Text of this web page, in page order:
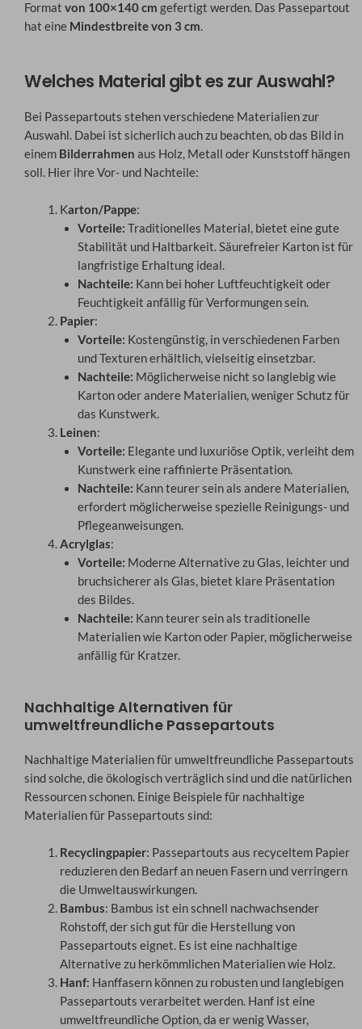
Format von 100×140 cm gefertigt werden. Das Passepartout
hat eine Mindestbreite von 3 cm.
Welches Material gibt es zur Auswahl?
Bei Passepartouts stehen verschiedene Materialien zur
Auswahl. Dabei ist sicherlich auch zu beachten, ob das Bild in
einem Bilderrahmen aus Holz, Metall oder Kunststoff hängen
soll. Hier ihre Vor- und Nachteile:
Karton/Pappe:
Vorteile: Traditionelles Material, bietet eine gute
Stabilität und Haltbarkeit. Säurefreier Karton ist für
langfristige Erhaltung ideal.
Nachteile: Kann bei hoher Luftfeuchtigkeit oder
Feuchtigkeit anfällig für Verformungen sein.
Papier:
Vorteile: Kostengünstig, in verschiedenen Farben
und Texturen erhältlich, vielseitig einsetzbar.
Nachteile: Möglicherweise nicht so langlebig wie
Karton oder andere Materialien, weniger Schutz für
das Kunstwerk.
Leinen:
Vorteile: Elegante und luxuriöse Optik, verleiht dem
Kunstwerk eine raffinierte Präsentation.
Nachteile: Kann teurer sein als andere Materialien,
erfordert möglicherweise spezielle Reinigungs- und
Pflegeanweisungen.
Acrylglas:
Vorteile: Moderne Alternative zu Glas, leichter und
bruchsicherer als Glas, bietet klare Präsentation
des Bildes.
Nachteile: Kann teurer sein als traditionelle
Materialien wie Karton oder Papier, möglicherweise
anfällig für Kratzer.
Nachhaltige Alternativen für
umweltfreundliche Passepartouts
Nachhaltige Materialien für umweltfreundliche Passepartouts
sind solche, die ökologisch verträglich sind und die natürlichen
Ressourcen schonen. Einige Beispiele für nachhaltige
Materialien für Passepartouts sind:
Recyclingpapier: Passepartouts aus recyceltem Papier
reduzieren den Bedarf an neuen Fasern und verringern
die Umweltauswirkungen.
Bambus: Bambus ist ein schnell nachwachsender
Rohstoff, der sich gut für die Herstellung von
Passepartouts eignet. Es ist eine nachhaltige
Alternative zu herkömmlichen Materialien wie Holz.
Hanf: Hanffasern können zu robusten und langlebigen
Passepartouts verarbeitet werden. Hanf ist eine
umweltfreundliche Option, da er wenig Wasser,